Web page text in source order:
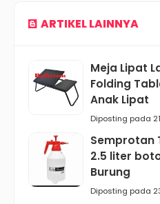
ARTIKEL LAINNYA
Meja Lipat
Folding
Anak Lipat
Diposting pada
Semprotan
2.5 liter
Burung
Diposting pada